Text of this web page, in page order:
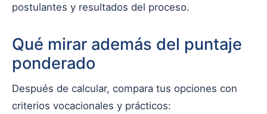
postulantes y resultados del proceso.
Qué mirar además del puntaje
ponderado
Después de calcular, compara tus opciones con
criterios vocacionales y prácticos: